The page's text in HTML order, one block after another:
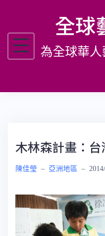
主
全球
為全球華
木林森計畫：台
陳佳瑩 – 亞洲地區 –